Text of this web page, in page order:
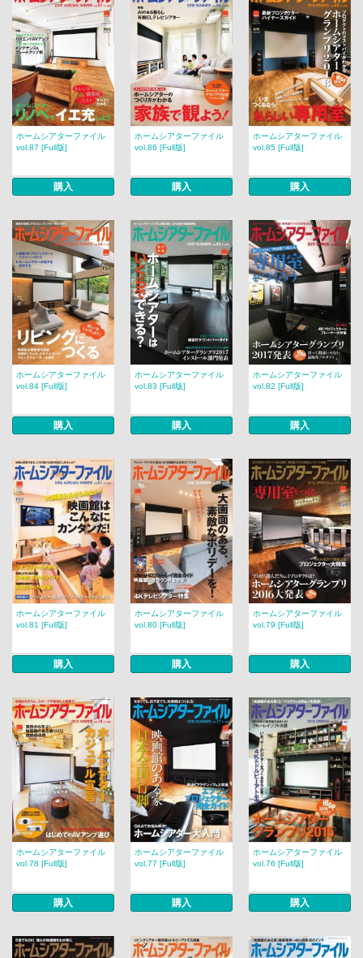
ホームシアターファイル
vol.87 [Full版]
購入
ホームシアターファイル
vol.86 [Full版]
購入
ホームシアターファイル
vol.85 [Full版]
購入
ホームシアターファイル
vol.84 [Full版]
購入
ホームシアターファイル
vol.83 [Full版]
購入
ホームシアターファイル
vol.82 [Full版]
購入
ホームシアターファイル
vol.81 [Full版]
購入
ホームシアターファイル
vol.80 [Full版]
購入
ホームシアターファイル
vol.79 [Full版]
購入
ホームシアターファイル
vol.78 [Full版]
購入
ホームシアターファイル
vol.77 [Full版]
購入
ホームシアターファイル
vol.76 [Full版]
購入